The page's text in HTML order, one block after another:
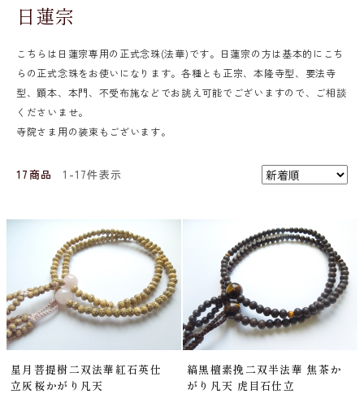
日蓮宗
こちらは日蓮宗専用の正式念珠(法華)です。日蓮宗の方は基本的にこち
らの正式念珠をお使いになります。各種とも正宗、本隆寺型、要法寺
型、顕本、本門、不受布施などでお誂え可能でございますので、ご相談
くださいませ。
寺院さま用の装束もございます。
17商品 1-17件表示
星月菩提樹二双法華紅石英仕
立灰桜かがり凡天
縞黒檀素挽二双半法華 焦茶か
がり凡天 虎目石仕立